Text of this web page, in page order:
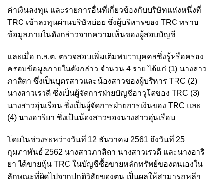
ค่าเงินลงทุน และรายการอื่นที่เกี่ยวข้องกับบริษัทแห่งหนึ่งที่
TRC เข้าลงทุนผ่านบริษัทย่อย ซึ่งผู้บริหารของ TRC ทราบ
ข้อมูลภายในดังกล่าวจากความเห็นของผู้สอบบัญชี
และเมื่อ ก.ล.ต. ตรวจสอบเพิ่มเติมพบว่าบุคคลซึ่งรู้หรือครอง
ครอบข้อมูลภายในดังกล่าว จำนวน 4 ราย ได้แก่ (1) นางสาว
ภาสิตา ซึ่งเป็นบุตรสาวและน้องสาวของผู้บริหาร TRC (2)
นางสาวเรวดี ซึ่งเป็นผู้จัดการฝ่ายบัญชีอาวุโสของ TRC (3)
นางสาวอุ่นเรือน ซึ่งเป็นผู้จัดการฝ่ายการเงินของ TRC และ
(4) นางอาริยา ซึ่งเป็นน้องสาวของนางสาวอุ่นเรือน
โดยในช่วงระหว่างวันที่ 12 ธันวาคม 2561 ถึงวันที่ 25
กุมภาพันธ์ 2562 นางสาวภาสิตา นางสาวเรวดี และนางอาริ
ยา ได้ขายหุ้น TRC ในบัญชีซื้อขายหลักทรัพย์ของตนเองใน
ลักษณะที่ผิดไปจากปกติวิสัยของตน เป็นผลให้สามารถหลีก